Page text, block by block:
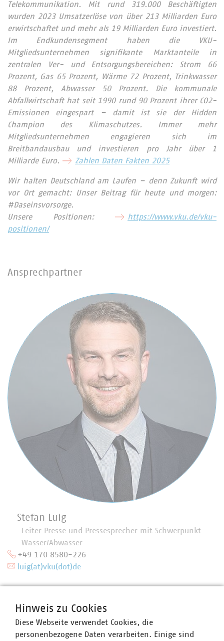
Telekommunikation. Mit rund 319.000 Beschäftigten
wurden 2023 Umsatzerlöse von über 213 Milliarden Euro
erwirtschaftet und mehr als 19 Milliarden Euro investiert.
Im Endkundensegment haben die VKU-
Mitgliedsunternehmen signifikante Marktanteile in
zentralen Ver- und Entsorgungsbereichen: Strom 66
Prozent, Gas 65 Prozent, Wärme 72 Prozent, Trinkwasser
88 Prozent, Abwasser 50 Prozent. Die kommunale
Abfallwirtschaft hat seit 1990 rund 90 Prozent ihrer CO2-
Emissionen eingespart – damit ist sie der Hidden
Champion des Klimaschutzes. Immer mehr
Mitgliedsunternehmen engagieren sich im
Breitbandausbau und investieren pro Jahr über 1
Milliarde Euro.
Zahlen Daten Fakten 2025
Wir halten Deutschland am Laufen – denn Zukunft wird
vor Ort gemacht: Unser Beitrag für heute und morgen:
#Daseinsvorsorge.
Unsere Positionen:
https://www.vku.de/vku-
positionen/
Ansprechpartner
Stefan Luig
Leiter Presse und Pressesprecher mit Schwerpunkt
Wasser/Abwasser
+49 170 8580-226
luig(at)vku(dot)de
Hinweis zu Cookies
Diese Webseite verwendet Cookies, die
personenbezogene Daten verarbeiten. Einige sind